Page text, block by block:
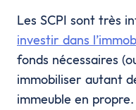
Les SCPI sont très
investir dans
fonds nécessaires
immobiliser autant
immeuble en